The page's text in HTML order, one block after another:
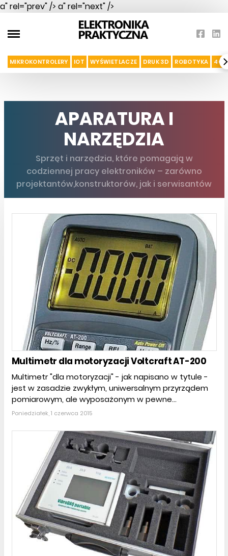
a" rel="prev" /> a" rel="next" />
MIKROKONTROLERY IOT WYŚWIETLACZE DRUK 3D ROBOTYKA 4G I
APARATURA I
NARZĘDZIA
Sprzęt i narzędzia, które pomagają w
codziennej pracy elektroników – zarówno
projektantów,konstruktorów, jak i serwisantów
Multimetr dla motoryzacji Voltcraft AT-200
Multimetr "dla motoryzacji" - jak napisano w tytule -
jest w zasadzie zwykłym, uniwersalnym przyrządem
pomiarowym, ale wyposażonym w pewne...
Poniedziałek, 1 czerwca 2015